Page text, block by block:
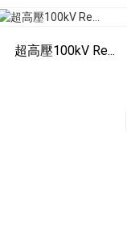
超高壓100kV Re...